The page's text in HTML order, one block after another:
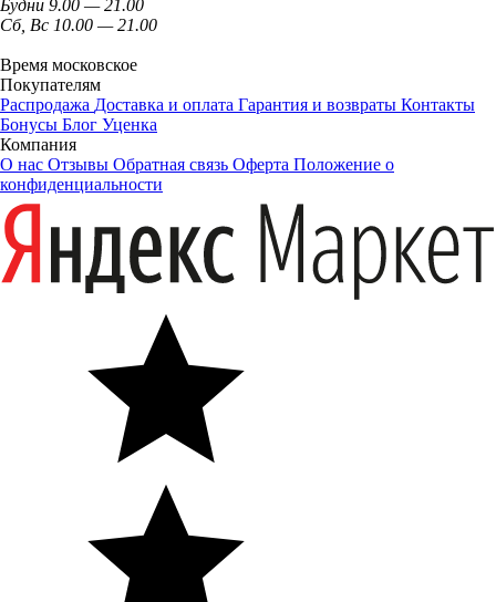
Будни 9.00 — 21.00
Сб, Вс 10.00 — 21.00
Время московское
Покупателям
Распродажа Доставка и оплата Гарантия и возвраты Контакты
Бонусы Блог Уценка
Компания
О нас Отзывы Обратная связь Оферта Положение о
конфиденциальности